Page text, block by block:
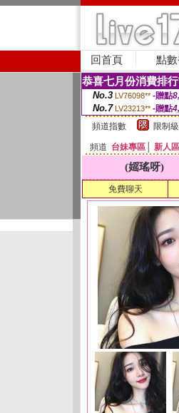
回首頁 點
恭喜七月份消費排
No.3 LV76098** -贈點
No.7 LV23213** -贈點
頻道指數
限制
頻道 台妹專區 新人區
(媱瑤呀)
免費聊天